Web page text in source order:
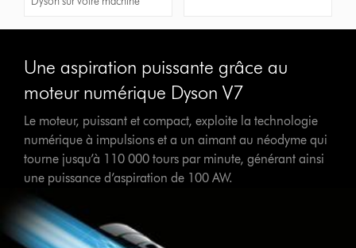
Une aspiration puissante grâce au
moteur numérique Dyson V7
Le moteur, puissant et compact, exploite la technologie
numérique à impulsions et a un aimant au néodyme qui
tourne jusqu’à 110 000 tours par minute, générant ainsi
une puissance d’aspiration de 100 AW.